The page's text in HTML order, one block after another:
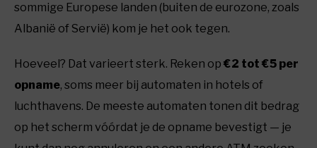
sommige Europese landen (buiten de eurozone, zoals
Albanië of Servië) kom je het ook tegen.
Hoeveel? Dat varieert sterk. Reken op €2 tot €5 per
opname, soms meer bij automaten in hotels of
luchthavens. De meeste automaten tonen dit bedrag
op het scherm vóórdat je de opname bevestigt — je